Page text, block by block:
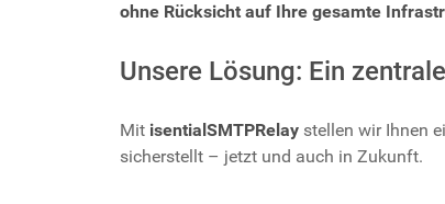
ohne Rücksicht auf Ihre gesamte
Unsere Lösung: Ein
Mit isentialSMTPRelay stellen wir Ihnen
sicherstellt – jetzt und auch in Zukunft.